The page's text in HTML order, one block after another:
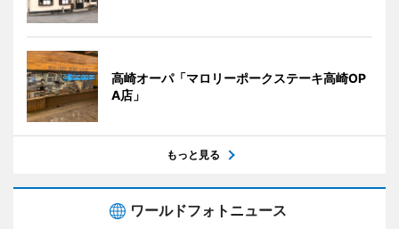
高崎オーパ「マロリーポークステーキ高崎OP
A店」
もっと見る
ワールドフォトニュース